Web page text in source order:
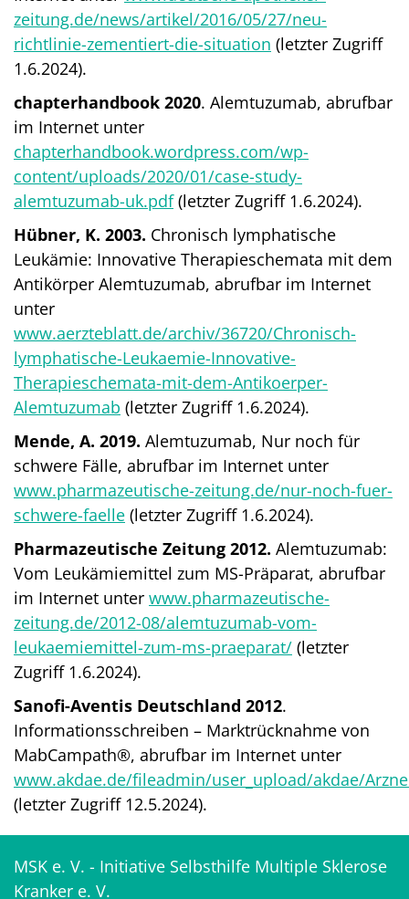
zeitung.de/news/artikel/2016/05/27/neu-
richtlinie-zementiert-die-situation (letzter Zugriff
1.6.2024).
chapterhandbook 2020. Alemtuzumab, abrufbar
im Internet unter
chapterhandbook.wordpress.com/wp-
content/uploads/2020/01/case-study-
alemtuzumab-uk.pdf(letzter Zugriff 1.6.2024).
Hübner, K. 2003. Chronisch lymphatische
Leukämie: Innovative Therapieschemata mit dem
Antikörper Alemtuzumab, abrufbar im Internet
unter
www.aerzteblatt.de/archiv/36720/Chronisch-
lymphatische-Leukaemie-Innovative-
Therapieschemata-mit-dem-Antikoerper-
Alemtuzumab (letzter Zugriff 1.6.2024).
Mende, A. 2019. Alemtuzumab, Nur noch für
schwere Fälle, abrufbar im Internet unter
www.pharmazeutische-zeitung.de/nur-noch-fuer-
schwere-faelle (letzter Zugriff 1.6.2024).
Pharmazeutische Zeitung 2012. Alemtuzumab:
Vom Leukämiemittel zum MS-Präparat, abrufbar
im Internet unter www.pharmazeutische-
zeitung.de/2012-08/alemtuzumab-vom-
leukaemiemittel-zum-ms-praeparat/ (letzter
Zugriff 1.6.2024).
Sanofi-Aventis Deutschland 2012.
Informationsschreiben – Marktrücknahme von
MabCampath®, abrufbar im Internet unter
www.akdae.de/fileadmin/user_upload/akdae/
(letzter Zugriff 12.5.2024).
MSK e. V. - Initiative Selbsthilfe Multiple Sklerose
Kranker e. V.